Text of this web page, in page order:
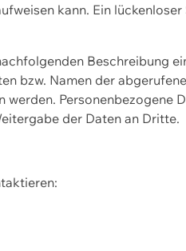
kann. Ein
Beschreibung
bzw. Namen der
Personenbezogene
der Daten an Dritte.